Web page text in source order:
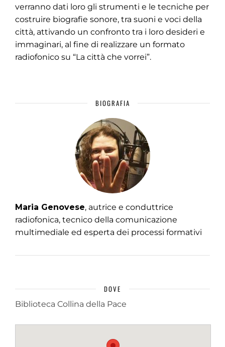
verranno dati loro gli strumenti e le tecniche per
costruire biografie sonore, tra suoni e voci della
città, attivando un confronto tra i loro desideri e
immaginari, al fine di realizzare un formato
radiofonico su “La città che vorrei”.
BIOGRAFIA
Maria Genovese, autrice e conduttrice
radiofonica, tecnico della comunicazione
multimediale ed esperta dei processi formativi
DOVE
Biblioteca Collina della Pace